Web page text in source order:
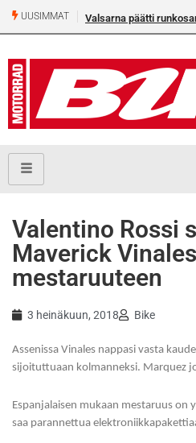
UUSIMMAT Valsarna päätti
Valentino Rossi
Maverick
mestaruuteen
3 heinäkuun, 2018 Bike
Assenissa Vinales nappasi vasta
sijoituttuaan kolmanneksi. Marquez
Espanjalaisen mukaan mestaruus on
saa parannettua